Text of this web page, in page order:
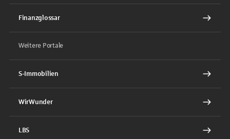
Finanzglossar
Weitere Portale
S-Immobilien
WirWunder
LBS